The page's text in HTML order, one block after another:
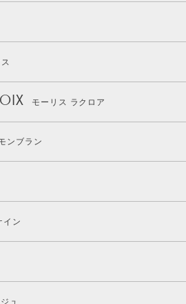
モーリス ラクロア
ンブラン
イン
ュ